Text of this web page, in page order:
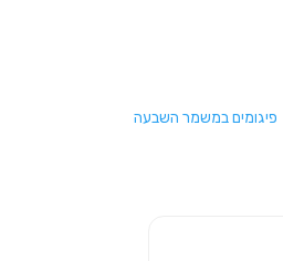
פיגומים במשמר השבעה